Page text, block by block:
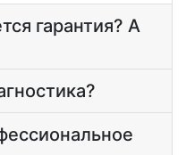
гарантия? А